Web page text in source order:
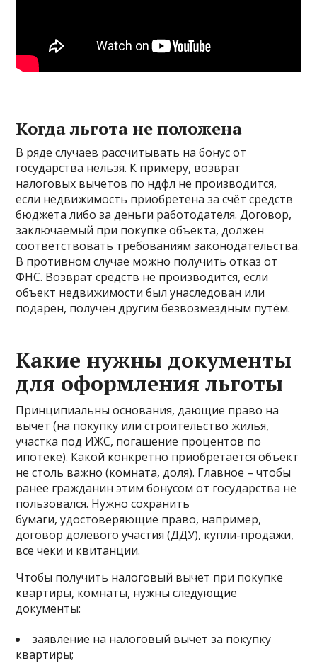
Когда льгота не положена
В ряде случаев рассчитывать на бонус от
государства нельзя. К примеру, возврат
налоговых вычетов по ндфл не производится,
если недвижимость приобретена за счёт средств
бюджета либо за деньги работодателя. Договор,
заключаемый при покупке объекта, должен
соответствовать требованиям законодательства.
В противном случае можно получить отказ от
ФНС. Возврат средств не производится, если
объект недвижимости был унаследован или
подарен, получен другим безвозмездным путём.
Какие нужны документы
для оформления льготы
Принципиальны основания, дающие право на
вычет (на покупку или строительство жилья,
участка под ИЖС, погашение процентов по
ипотеке). Какой конкретно приобретается объект
не столь важно (комната, доля). Главное – чтобы
ранее гражданин этим бонусом от государства не
пользовался. Нужно сохранить
бумаги, удостоверяющие право, например,
договор долевого участия (ДДУ), купли-продажи,
все чеки и квитанции.
Чтобы получить налоговый вычет при покупке
квартиры, комнаты, нужны следующие
документы:
заявление на налоговый вычет за покупку
квартиры;